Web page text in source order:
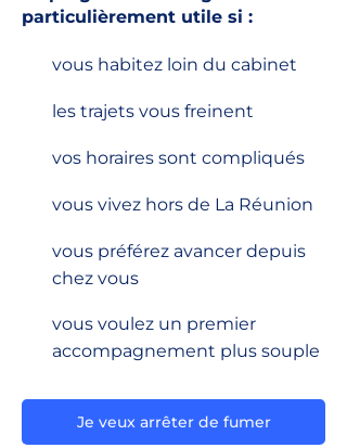
particulièrement utile si :
vous habitez loin du cabinet
les trajets vous freinent
vos horaires sont compliqués
vous vivez hors de La Réunion
vous préférez avancer depuis
chez vous
vous voulez un premier
accompagnement plus souple
Je veux arrêter de fumer